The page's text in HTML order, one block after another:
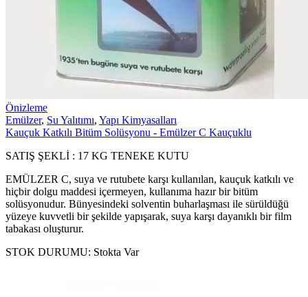
Önizleme
Emülzer, Su Yalıtımı, Yapı Kimyasalları
Kauçuk Katkılı Bitüm Solüsyonu - Emülzer C Kauçuklu
SATIŞ ŞEKLİ : 17 KG TENEKE KUTU
EMÜLZER C, suya ve rutubete karşı kullanılan, kauçuk katkılı ve
hiçbir dolgu maddesi içermeyen, kullanıma hazır bir bitüm
solüsyonudur. Bünyesindeki solventin buharlaşması ile sürüldüğü
yüzeye kuvvetli bir şekilde yapışarak, suya karşı dayanıklı bir film
tabakası oluşturur.
STOK DURUMU: Stokta Var